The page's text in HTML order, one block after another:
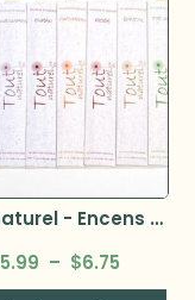
Tout naturel - Encens 12 bâtonnets
5.99 – $6.75